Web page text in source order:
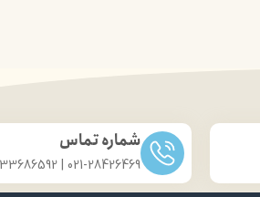
شماره تماس
021-28426469 | 031-33686592